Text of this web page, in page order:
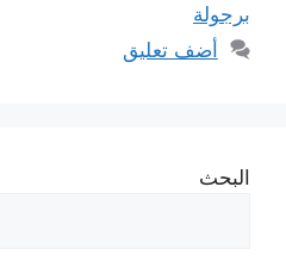
برجولة
أضف تعليق
البحث